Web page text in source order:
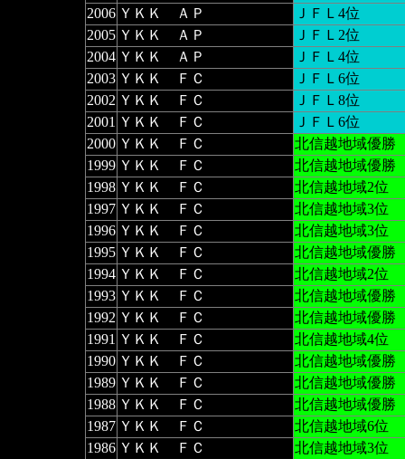
2006 ＹＫＫ ＡＰ
ＪＦＬ4位
2005 ＹＫＫ ＡＰ
ＪＦＬ2位
2004 ＹＫＫ ＡＰ
ＪＦＬ4位
2003 ＹＫＫ ＦＣ
ＪＦＬ6位
2002 ＹＫＫ ＦＣ
ＪＦＬ8位
2001 ＹＫＫ ＦＣ
ＪＦＬ6位
2000 ＹＫＫ ＦＣ
北信越地域優勝
1999 ＹＫＫ ＦＣ
北信越地域優勝
1998 ＹＫＫ ＦＣ
北信越地域2位
1997 ＹＫＫ ＦＣ
北信越地域3位
1996 ＹＫＫ ＦＣ
北信越地域3位
1995 ＹＫＫ ＦＣ
北信越地域優勝
1994 ＹＫＫ ＦＣ
北信越地域2位
1993 ＹＫＫ ＦＣ
北信越地域優勝
1992 ＹＫＫ ＦＣ
北信越地域優勝
1991 ＹＫＫ ＦＣ
北信越地域4位
1990 ＹＫＫ ＦＣ
北信越地域優勝
1989 ＹＫＫ ＦＣ
北信越地域優勝
1988 ＹＫＫ ＦＣ
北信越地域優勝
1987 ＹＫＫ ＦＣ
北信越地域6位
1986 ＹＫＫ ＦＣ
北信越地域3位